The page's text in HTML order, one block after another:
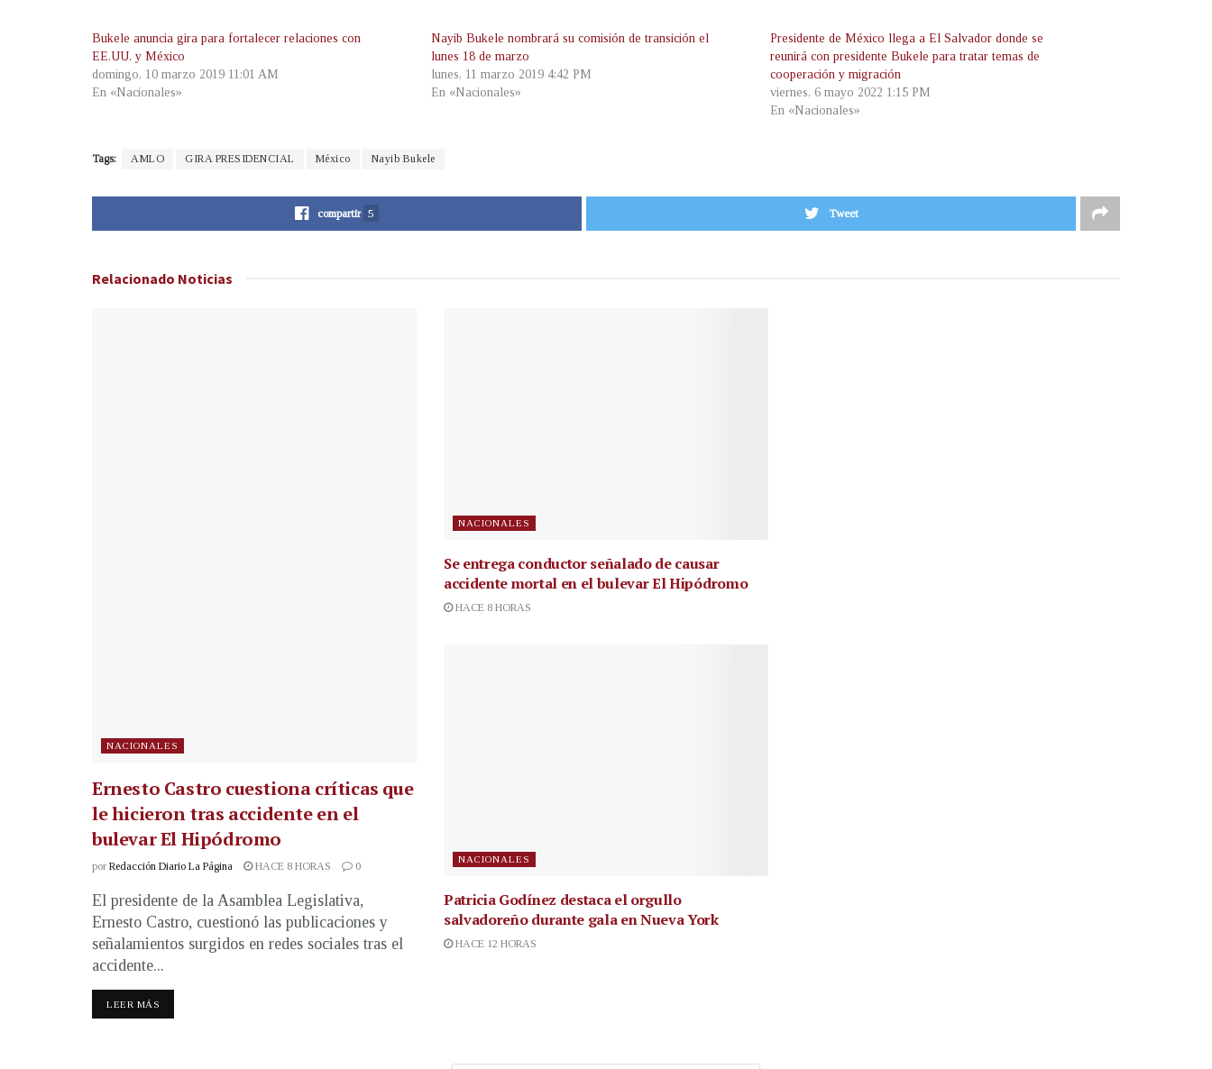
Bukele anuncia gira para fortalecer relaciones con
EE.UU. y México
domingo, 10 marzo 2019 11:01 AM
En «Nacionales»
Nayib Bukele nombrará su comisión de transición el
lunes 18 de marzo
lunes, 11 marzo 2019 4:42 PM
En «Nacionales»
Presidente de México llega a El Salvador donde se
reunirá con presidente Bukele para tratar temas de
cooperación y migración
viernes, 6 mayo 2022 1:15 PM
En «Nacionales»
Tags: AMLO GIRA PRESIDENCIAL México Nayib Bukele
compartir 5 Tweet
Relacionado Noticias
NACIONALES
Ernesto Castro cuestiona críticas que
le hicieron tras accidente en el
bulevar El Hipódromo
por Redacción Diario La Página HACE 8 HORAS 0
El presidente de la Asamblea Legislativa,
Ernesto Castro, cuestionó las publicaciones y
señalamientos surgidos en redes sociales tras el
accidente...
LEER MÁS
NACIONALES
Se entrega conductor señalado de causar
accidente mortal en el bulevar El Hipódromo
HACE 8 HORAS
NACIONALES
Patricia Godínez destaca el orgullo
salvadoreño durante gala en Nueva York
HACE 12 HORAS